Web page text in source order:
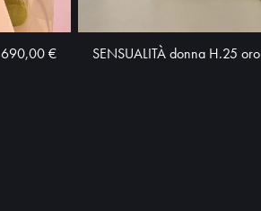
690,00 € SENSUALITÀ donna H.25 oro